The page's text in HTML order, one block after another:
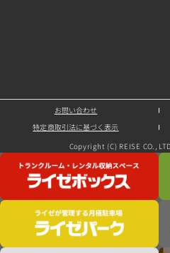
お問い合わせ
特定商取引法に基づく表示
Copyright (C) REISE CO.,